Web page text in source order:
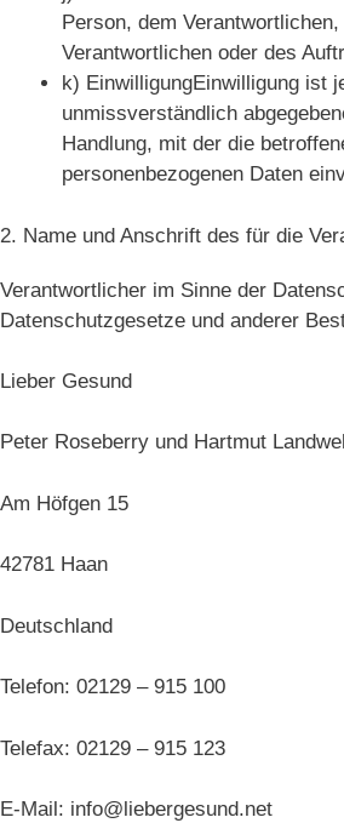
Person, dem
Verantwortlichen oder des
k) EinwilligungEinwilligung ist
unmissverständlich
Handlung, mit der die
personenbezogenen Daten
2. Name und Anschrift des für die
Verantwortlicher im Sinne der
Datenschutzgesetze und anderer
Lieber Gesund
Peter Roseberry und Hartmut
Am Höfgen 15
42781 Haan
Deutschland
Telefon: 02129 – 915 100
Telefax: 02129 – 915 123
E-Mail: info@liebergesund.net